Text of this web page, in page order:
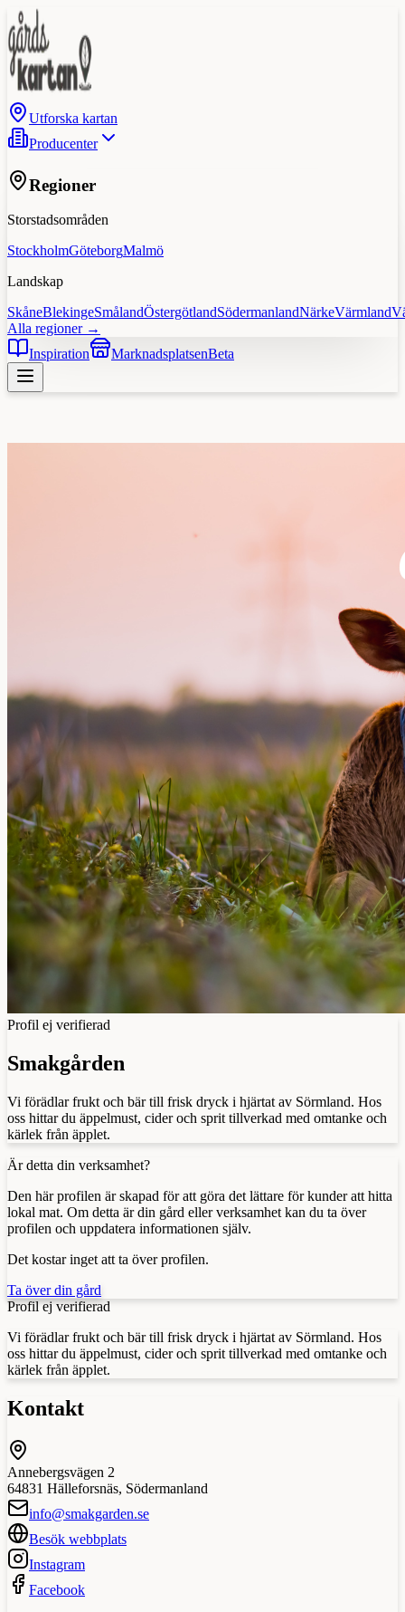
Utforska kartan
Producenter
Regioner
Storstadsområden
StockholmGöteborgMalmö
Landskap
SkåneBlekingeSmålandÖstergötlandSödermanlandNärkeVärmland
Alla regioner →
Inspiration
MarknadsplatsenBeta
Profil ej verifierad
Smakgården
Vi förädlar frukt och bär till frisk dryck i hjärtat av Sörmland. Hos
oss hittar du äppelmust, cider och sprit tillverkad med omtanke och
kärlek från äpplet.
Är detta din verksamhet?
Den här profilen är skapad för att göra det lättare för kunder att hitta
lokal mat. Om detta är din gård eller verksamhet kan du ta över
profilen och uppdatera informationen själv.
Det kostar inget att ta över profilen.
Ta över din gård
Profil ej verifierad
Vi förädlar frukt och bär till frisk dryck i hjärtat av Sörmland. Hos
oss hittar du äppelmust, cider och sprit tillverkad med omtanke och
kärlek från äpplet.
Kontakt
Annebergsvägen 2
64831 Hälleforsnäs, Södermanland
info@smakgarden.se
Besök webbplats
Instagram
Facebook